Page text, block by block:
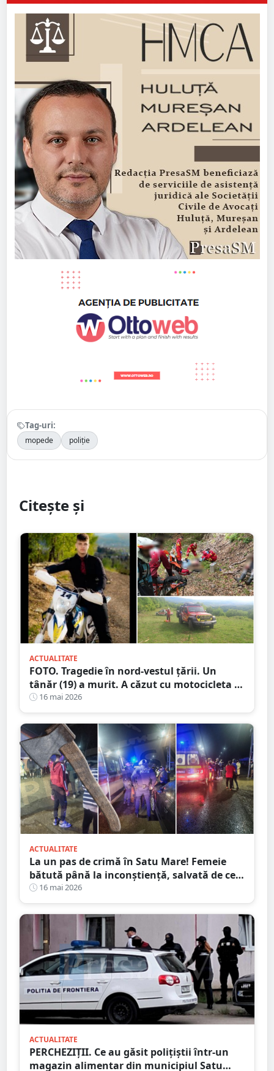
Tag-uri:
mopede poliție
Citește și
ACTUALITATE
FOTO. Tragedie în nord-vestul țării. Un
tânăr (19) a murit. A căzut cu motocicleta în
prăpastie
16 mai 2026
ACTUALITATE
La un pas de crimă în Satu Mare! Femeie
bătută până la inconștiență, salvată de cei
4 copilași
16 mai 2026
ACTUALITATE
PERCHEZIȚII. Ce au găsit polițiștii într-un
magazin alimentar din municipiul Satu